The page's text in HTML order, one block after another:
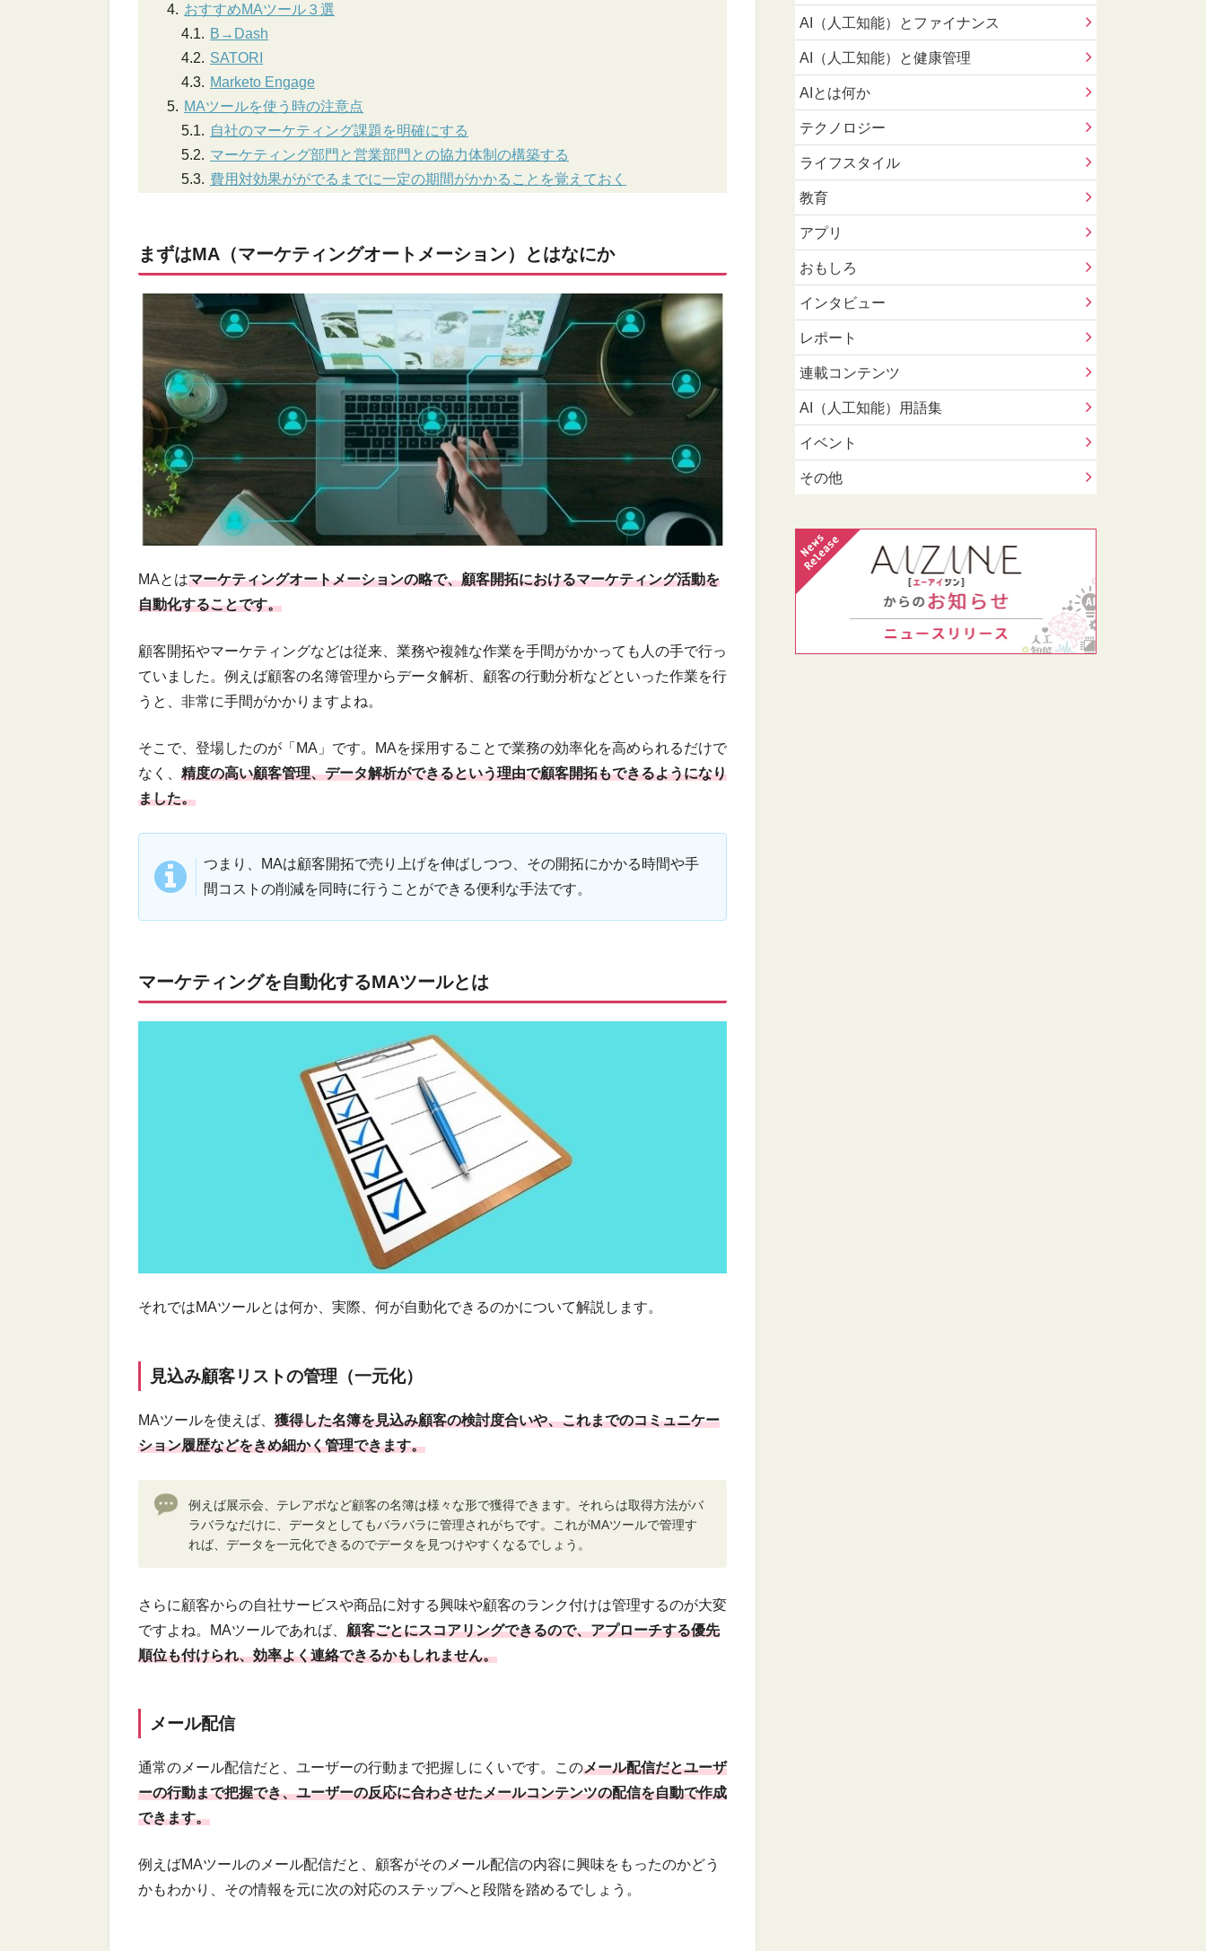
おすすめMAツール３選
B→Dash
SATORI
Marketo Engage
MAツールを使う時の注意点
自社のマーケティング課題を明確にする
マーケティング部門と営業部門との協力体制の構築する
費用対効果ががでるまでに一定の期間がかかることを覚えておく
まずはMA（マーケティングオートメーション）とはなにか
MAとはマーケティングオートメーションの略で、顧客開拓におけるマーケティング活動を
自動化することです。
顧客開拓やマーケティングなどは従来、業務や複雑な作業を手間がかかっても人の手で行っ
ていました。例えば顧客の名簿管理からデータ解析、顧客の行動分析などといった作業を行
うと、非常に手間がかかりますよね。
そこで、登場したのが「MA」です。MAを採用することで業務の効率化を高められるだけで
なく、 精度の高い顧客管理、データ解析ができるという理由で顧客開拓もできるようになり
ました。
つまり、MAは顧客開拓で売り上げを伸ばしつつ、その開拓にかかる時間や手
間コストの削減を同時に行うことができる便利な手法です。
マーケティングを自動化するMAツールとは
それではMAツールとは何か、実際、何が自動化できるのかについて解説します。
見込み顧客リストの管理（一元化）
MAツールを使えば、 獲得した名簿を見込み顧客の検討度合いや、これまでのコミュニケー
ション履歴などをきめ細かく管理できます。
例えば展示会、テレアポなど顧客の名簿は様々な形で獲得できます。それらは取得方法がバ
ラバラなだけに、データとしてもバラバラに管理されがちです。これがMAツールで管理す
れば、データを一元化できるのでデータを見つけやすくなるでしょう。
さらに顧客からの自社サービスや商品に対する興味や顧客のランク付けは管理するのが大変
ですよね。MAツールであれば、 顧客ごとにスコアリングできるので、アプローチする優先
順位も付けられ、効率よく連絡できるかもしれません。
メール配信
通常のメール配信だと、ユーザーの行動まで把握しにくいです。このメール配信だとユーザ
ーの行動まで把握でき、ユーザーの反応に合わさせたメールコンテンツの配信を自動で作成
できます。
例えばMAツールのメール配信だと、顧客がそのメール配信の内容に興味をもったのかどう
かもわかり、その情報を元に次の対応のステップへと段階を踏めるでしょう。
AI（人工知能）とファイナンス
AI（人工知能）と健康管理
AIとは何か
テクノロジー
ライフスタイル
教育
アプリ
おもしろ
インタビュー
レポート
連載コンテンツ
AI（人工知能）用語集
イベント
その他